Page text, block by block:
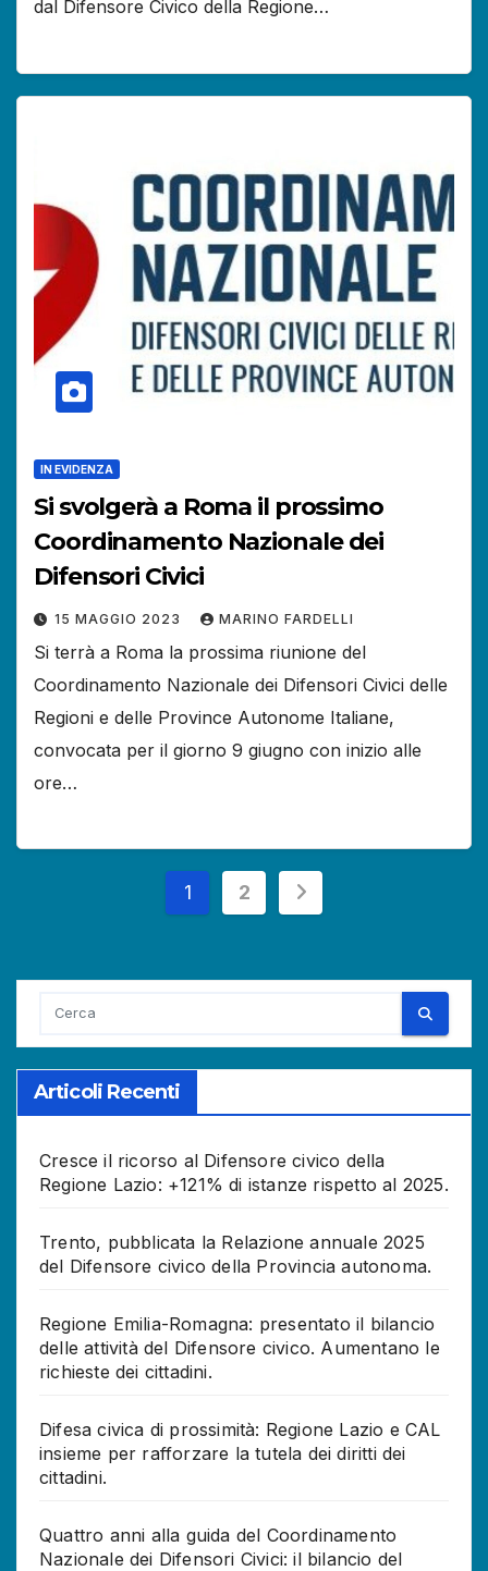
dal Difensore Civico della Regione…
IN EVIDENZA
Si svolgerà a Roma il prossimo
Coordinamento Nazionale dei
Difensori Civici
15 MAGGIO 2023 MARINO FARDELLI
Si terrà a Roma la prossima riunione del
Coordinamento Nazionale dei Difensori Civici delle
Regioni e delle Province Autonome Italiane,
convocata per il giorno 9 giugno con inizio alle
ore…
Paginazione
articoli
1 2
Articoli Recenti
Cresce il ricorso al Difensore civico della
Regione Lazio: +121% di istanze rispetto al 2025.
Trento, pubblicata la Relazione annuale 2025
del Difensore civico della Provincia autonoma.
Regione Emilia-Romagna: presentato il bilancio
delle attività del Difensore civico. Aumentano le
richieste dei cittadini.
Difesa civica di prossimità: Regione Lazio e CAL
insieme per rafforzare la tutela dei diritti dei
cittadini.
Quattro anni alla guida del Coordinamento
Nazionale dei Difensori Civici: il bilancio del